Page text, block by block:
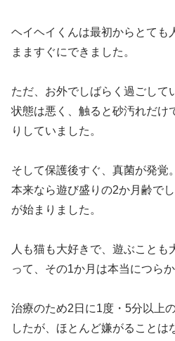
ヘイヘイくんは最初からとても
まますぐにできました。
ただ、お外でしばらく過ごして
状態は悪く、触ると砂汚れだけ
りしていました。
そして保護後すぐ、真菌が発覚。
本来なら遊び盛りの2か月齢で
が始まりました。
人も猫も大好きで、遊ぶことも
って、その1か月は本当につら
治療のため2日に1度・5分以上
したが、ほとんど嫌がることは